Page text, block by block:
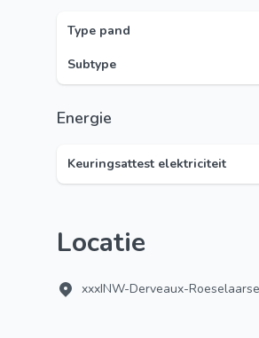
Type pand
Subtype
Energie
Keuringsattest elektriciteit
Locatie
xxxINW-Derveaux-